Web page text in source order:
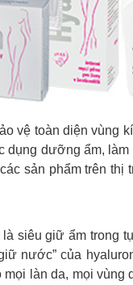
vệ toàn diện vùng
dụng dưỡng ẩm, làm
sản phẩm trên
siêu giữ ẩm trong
nước” của
làn da, mọi vùng